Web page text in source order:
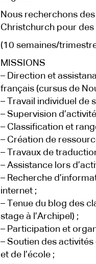
Nous recherchons
Christchurch pour
(10 semaines/
MISSIONS
– Direction et
français (cursus de
– Travail individuel de
– Supervision
– Classification et
– Création de
– Travaux de
– Assistance lors
– Recherche
internet ;
– Tenue du blog des
stage à l’Archipel) ;
– Participation et
– Soutien des activités
et de l’école ;